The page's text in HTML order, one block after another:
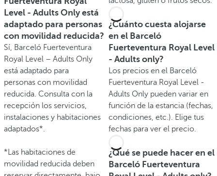
Level - Adults Only está
adaptado para personas
con movilidad reducida?
Sí, Barceló Fuerteventura
Royal Level – Adults Only
está adaptado para
personas con movilidad
reducida. Consulta con la
recepción los servicios,
instalaciones y habitaciones
adaptados*.
*Las habitaciones de
movilidad reducida deben
¿Cuánto cuesta alojarse
en el Barceló
Fuerteventura Royal Level
- Adults only?
Los precios en el Barceló
Fuerteventura Royal Level -
Adults Only pueden variar en
función de la estancia (fechas,
condiciones, etc.). Elige tus
fechas para ver el precio.
¿Qué se puede hacer en el
Barceló Fuerteventura